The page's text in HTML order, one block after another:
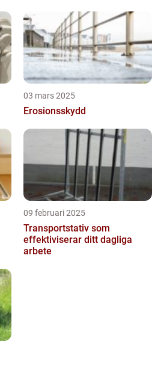
03 mars 2025
Erosionsskydd
09 februari 2025
Transportstativ som
effektiviserar ditt dagliga
arbete